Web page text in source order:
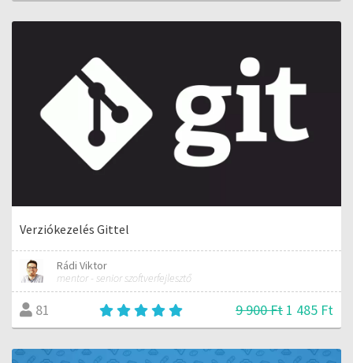
Verziókezelés Gittel
Rádi Viktor
mentor - senior szoftverfejlesztő
81 9 900 Ft 1 485 Ft